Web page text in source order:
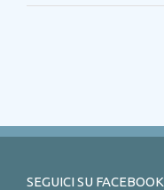
SEGUICI SU FACEBOOK